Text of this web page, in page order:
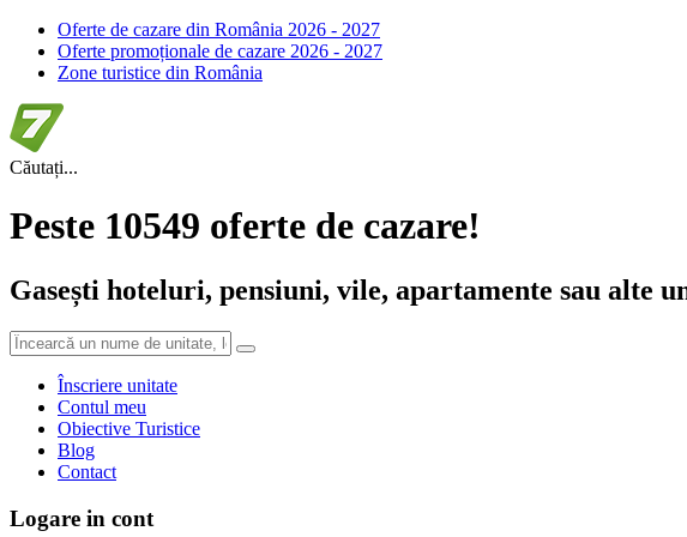
Oferte de cazare din România 2026 - 2027
Oferte promoționale de cazare 2026 - 2027
Zone turistice din România
Căutați...
Peste 10549 oferte de cazare!
Gasești hoteluri, pensiuni, vile, apartamente sau alte
Înscriere unitate
Contul meu
Obiective Turistice
Blog
Contact
Logare in cont